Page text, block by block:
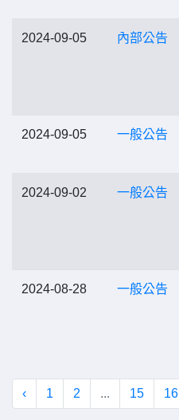
2024-09-05 內部公告
2024-09-05 一般公告
2024-09-02 一般公告
2024-08-28 一般公告
‹ 1 2 ... 15 16